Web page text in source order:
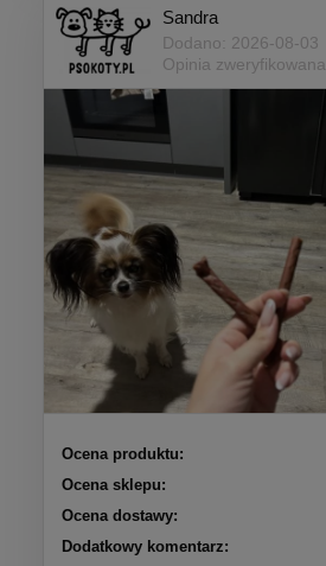
Sandra
Dodano: 2026-08-03
Opinia zweryfikowana
Ocena produktu:
Ocena sklepu:
Ocena dostawy:
Dodatkowy komentarz: